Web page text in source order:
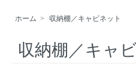
ホーム > 収納棚／キャビネット
収納棚／キャ